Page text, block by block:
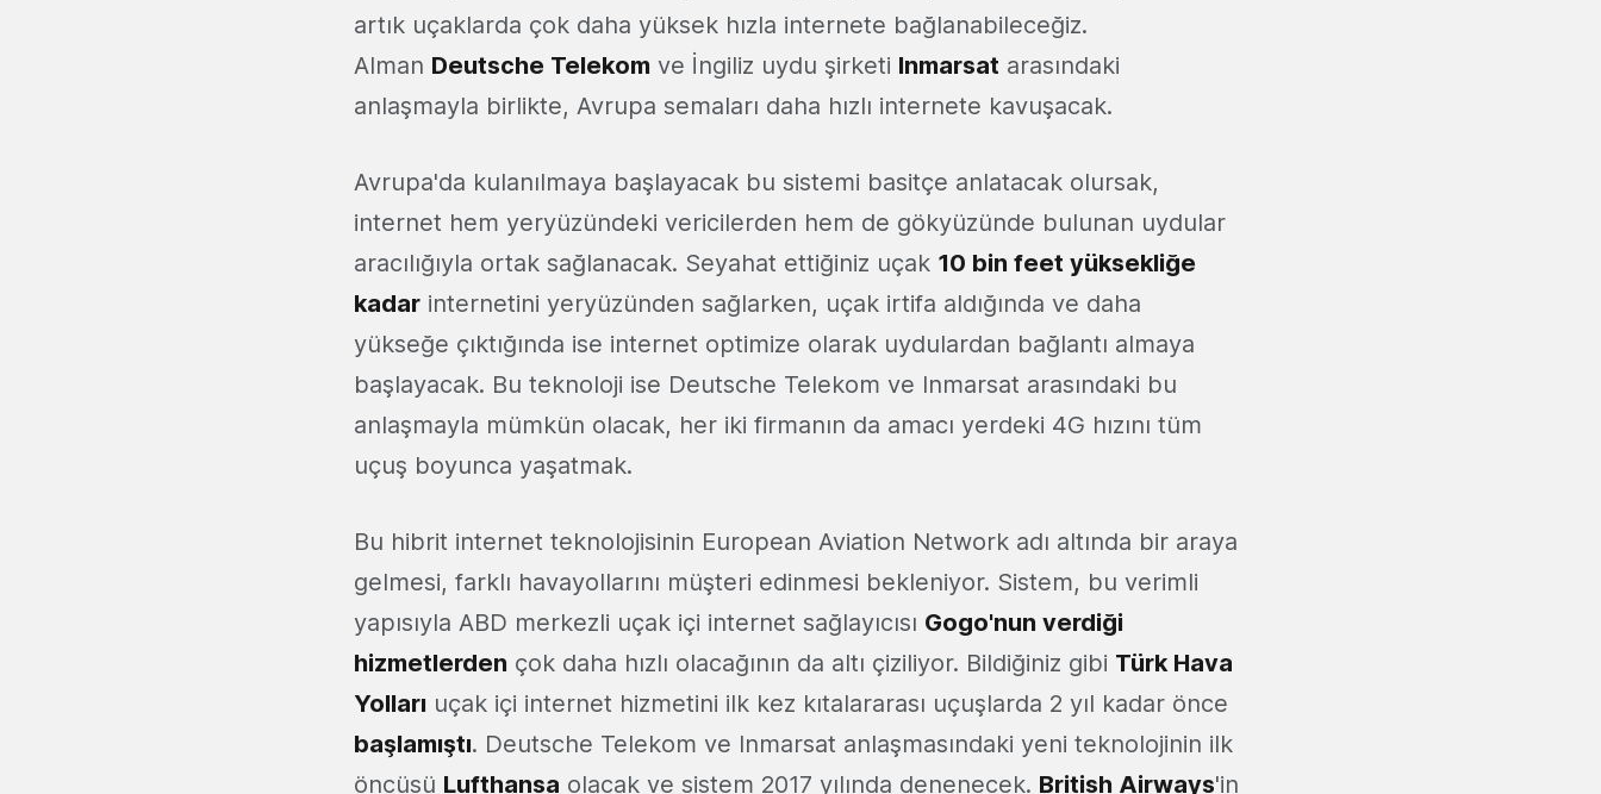
artık uçaklarda çok daha yüksek hızla internete bağlanabileceğiz.
Alman Deutsche Telekom ve İngiliz uydu şirketi Inmarsat arasındaki
anlaşmayla birlikte, Avrupa semaları daha hızlı internete kavuşacak.
Avrupa'da kulanılmaya başlayacak bu sistemi basitçe anlatacak olursak,
internet hem yeryüzündeki vericilerden hem de gökyüzünde bulunan uydular
aracılığıyla ortak sağlanacak. Seyahat ettiğiniz uçak 10 bin feet yüksekliğe
kadar internetini yeryüzünden sağlarken, uçak irtifa aldığında ve daha
yükseğe çıktığında ise internet optimize olarak uydulardan bağlantı almaya
başlayacak. Bu teknoloji ise Deutsche Telekom ve Inmarsat arasındaki bu
anlaşmayla mümkün olacak, her iki firmanın da amacı yerdeki 4G hızını tüm
uçuş boyunca yaşatmak.
Bu hibrit internet teknolojisinin European Aviation Network adı altında bir araya
gelmesi, farklı havayollarını müşteri edinmesi bekleniyor. Sistem, bu verimli
yapısıyla ABD merkezli uçak içi internet sağlayıcısı Gogo'nun verdiği
hizmetlerden çok daha hızlı olacağının da altı çiziliyor. Bildiğiniz gibi Türk Hava
Yolları uçak içi internet hizmetini ilk kez kıtalararası uçuşlarda 2 yıl kadar önce
başlamıştı. Deutsche Telekom ve Inmarsat anlaşmasındaki yeni teknolojinin ilk
öncüsü Lufthansa olacak ve sistem 2017 yılında denenecek. British Airways'in